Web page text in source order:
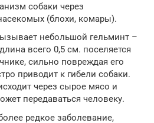
собаки через
(блохи, комары).
небольшой гельминт –
всего 0,5 см. поселяется
сильно повреждая его
приводит к гибели собаки.
через сырое мясо и
передаваться человеку.
редкое заболевание,